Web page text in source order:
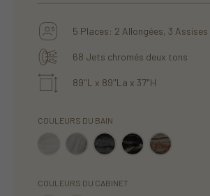
5 Places: 2 Allongées, 3 Assises
68 Jets chromés deux tons
89"L x 89"La x 37"H
COULEURS DU BAIN
COULEURS DU CABINET